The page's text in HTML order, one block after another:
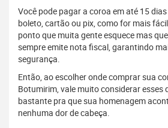
Você pode pagar a coroa em até 15
boleto, cartão ou pix, como for mais
ponto que muita gente esquece mas
sempre emite nota fiscal, garantindo
segurança.
Então, ao escolher onde comprar sua
Botumirim, vale muito considerar esses
bastante pra que sua homenagem
nenhuma dor de cabeça.